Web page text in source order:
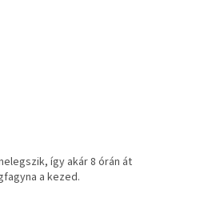
így akár 8 órán át
a kezed.